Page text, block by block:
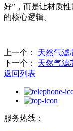
好”，而是让材质
的核心逻辑。
上一个：
天然气滤
下一个：
天然气滤
返回列表
服务热线：